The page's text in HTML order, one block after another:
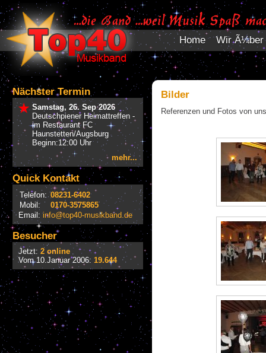
Home Wir Ã¼ber
Nächster Termin
Samstag, 26. Sep 2026
Deutschpiener Heimattreffen -
im Restaurant FC
Haunstetten/Augsburg
Beginn:12:00 Uhr
mehr...
Quick Kontakt
Telefon: 08231-6402
Mobil:
0170-3575865
Email:info@top40-musikband.de
Besucher
Jetzt: 2 online
Vom 10.Januar 2006: 19.644
Bilder
Referenzen und Fotos von